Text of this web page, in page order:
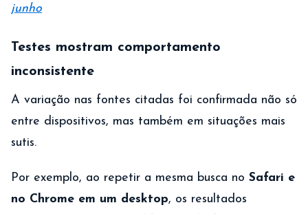
junho
Testes mostram comportamento
inconsistente
A variação nas fontes citadas foi confirmada não só
entre dispositivos, mas também em situações mais
sutis.
Por exemplo, ao repetir a mesma busca no Safari e
no Chrome em um desktop, os resultados